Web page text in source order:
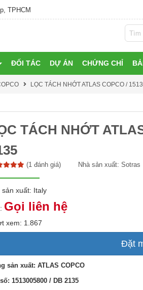
TPHCM
ĐỐI TÁC DỰ ÁN CHỨNG CHỈ
LỌC TÁCH NHỚT ATLAS COPCO /
TÁCH NHỚT
(1 đánh giá) Nhà sản xuất:Sotras
sản xuất: Italy
Gọi liên hệ
xem: 1.867
Đặt
sản xuất: ATLAS COPCO
1513005800 / DB 2135